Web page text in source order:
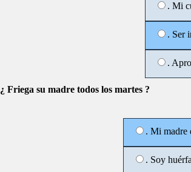
. Mi
. Ser
.
¿ Friega su madre todos los martes ?
. Mi madre
. Soy